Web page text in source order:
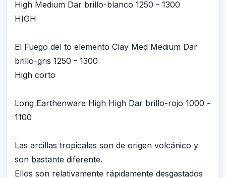
High Medium Dar brillo-blanco 1250 - 1300
HIGH
El Fuego del to elemento Clay Med Medium Dar
brillo-gris 1250 - 1300
High corto
Long Earthenware High High Dar brillo-rojo 1000 -
1100
Las arcillas tropicales son de origen volcánico y
son bastante diferente.
Ellos son relativamente rápidamente desgastados